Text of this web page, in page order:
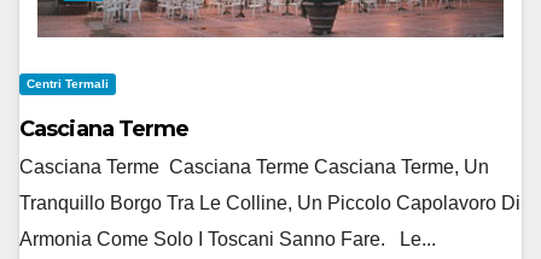
Centri Termali
Casciana Terme
Casciana Terme Casciana Terme Casciana Terme, Un
Tranquillo Borgo Tra Le Colline, Un Piccolo Capolavoro Di
Armonia Come Solo I Toscani Sanno Fare. Le...